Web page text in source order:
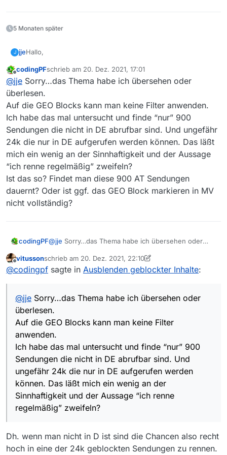
5 Monaten später
J jjeHallo,
gibt es im Kodi Addon eventuell auch die Möglichkeit
geblockte Inhalte visuell zu markieren oder eventuell
auszublenden?
Ich renne regelmäßig in das Blocking da ich nicht per VPN
zugreife und eigentlich nur die frei verfügbaren Videos
sehen möchte - da ich aber in der Liste keinen Unterschied
erkennen kann ob eine Sendung für mich geblockt wird
oder nicht, ist die Verwendung für mich etwas
Bei der Desktop Version gibt es die Info, also habe ich mir
gedacht vielleicht kann man so etwas auch im Kodi Addon
einbauen? :)
Offline
codingPFschrieb am 20. Dez. 2021, 17:01
zuletzt editiert von
@jje Sorry…das Thema habe ich übersehen oder
überlesen.
Auf die GEO Blocks kann man keine Filter anwenden.
Ich habe das mal untersucht und finde “nur” 900
Sendungen die nicht in DE abrufbar sind. Und ungefähr
24k die nur in DE aufgerufen werden können. Das läßt
mich ein wenig an der Sinnhaftigkeit und der Aussage
“ich renne regelmäßig” zweifeln?
Ist das so? Findet man diese 900 AT Sendungen
dauernt? Oder ist ggf. das GEO Block markieren in MV
nicht vollständig?
codingPF@jje Sorry…das Thema habe ich übersehen oder
Auf die GEO Blocks kann man keine Filter
anwenden.
ungefähr 24k die nur in DE aufgerufen werden
können. Das läßt mich ein wenig an der
Sinnhaftigkeit und der Aussage “ich renne
regelmäßig” zweifeln?
Ist das so? Findet man diese 900 AT Sendungen
dauernt? Oder ist ggf. das GEO Block markieren in
MV nicht vollständig?
Offline
vitussonschrieb am 20. Dez. 2021, 22:10
zuletzt editiert von vitusson
@codingpf sagte in Ausblenden geblockter Inhalte:
@jje Sorry…das Thema habe ich übersehen oder
überlesen.
Auf die GEO Blocks kann man keine Filter
anwenden.
Ich habe das mal untersucht und finde “nur” 900
Sendungen die nicht in DE abrufbar sind. Und
ungefähr 24k die nur in DE aufgerufen werden
können. Das läßt mich ein wenig an der
Sinnhaftigkeit und der Aussage “ich renne
regelmäßig” zweifeln?
Dh. wenn man nicht in D ist sind die Chancen also recht
hoch in eine der 24k geblockten Sendungen zu rennen.